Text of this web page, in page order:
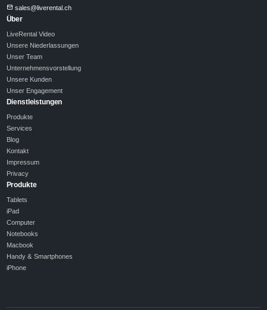
sales@liverental.ch
Über
LiveRental Video
Unsere Niederlassungen
Unser Team
Unternehmensvorstellung
Unsere Kunden
Unser Engagement
Dienstleistungen
Produkte
Services
Blog
Kontakt
Impressum
Privacy
Produkte
Tablets
iPad
Computer
Notebooks
Macbook
Handy & Smartphones
iPhone